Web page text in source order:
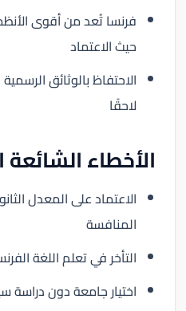
فرنسا تُعد من أقوى
حيث الاعتماد
الاحتفاظ بالوثائق
لاحقًا
الأخطاء
الاعتماد على المعدل
المنافسة
التأخر في تعلم اللغة
اختيار جامعة دون دراسة